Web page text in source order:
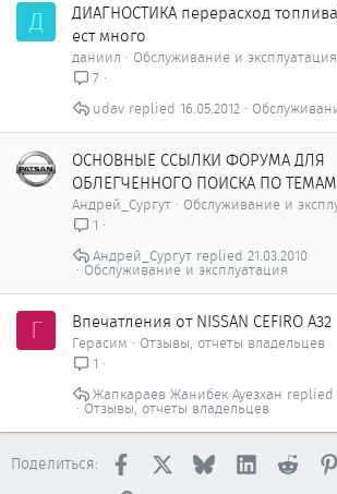
Д
ДИАГНОСТИКА перерасход
ест много
даниил
Обслуживание и эксплуатация
7
16.05.2012
udav
ОСНОВНЫЕ ССЫЛКИ ФОРУМА ДЛЯ
ОБЛЕГЧЕННОГО ПОИСКА ПО ТЕМАМ
Андрей_Сургут
Обслуживание и
1
Обслуживание и эксплуатация
21.03.2010
Андрей_Сургут
Г Впечатления от NISSAN CEFIRO A32
Герасим
Отзывы, отчеты владельцев
1
Отзывы, отчеты владельцев
Жапкараев Жанибек Ауезхан
Поделиться: Facebook BlueskyLinkedInReddit